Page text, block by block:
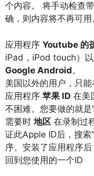
个内容。 将手动检查
确，则内容将不再可用
应用程序 Youtube 的
iPad，iPod touch）
Google Android。
美国以外的用户，只
应用程序 苹果 ID 在美
不困难。您要做的就是
需要时 地区 在录制过
证此Apple ID后，搜索”
序。安装了应用程序
回到您使用的一个ID